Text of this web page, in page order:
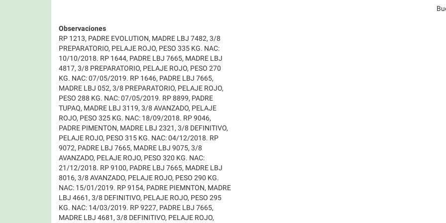
Observaciones
RP 1213, PADRE EVOLUTION, MADRE LBJ 7482, 3/8
PREPARATORIO, PELAJE ROJO, PESO 335 KG. NAC:
10/10/2018. RP 1644, PADRE LBJ 7665, MADRE LBJ
4817, 3/8 PREPARATORIO, PELAJE ROJO, PESO 270
KG. NAC: 07/05/2019. RP 1646, PADRE LBJ 7665,
MADRE LBJ 052, 3/8 PREPARATORIO, PELAJE ROJO,
PESO 288 KG. NAC: 07/05/2019. RP 8899, PADRE
TUPAQ, MADRE LBJ 3119, 3/8 AVANZADO, PELAJE
ROJO, PESO 325 KG. NAC: 18/09/2018. RP 9046,
PADRE PIMENTON, MADRE LBJ 2321, 3/8 DEFINITIVO,
PELAJE ROJO, PESO 315 KG. NAC: 04/12/2018. RP
9072, PADRE LBJ 7665, MADRE LBJ 9075, 3/8
AVANZADO, PELAJE ROJO, PESO 320 KG. NAC:
21/12/2018. RP 9100, PADRE LBJ 7665, MADRE LBJ
8016, 3/8 AVANZADO, PELAJE ROJO, PESO 290 KG.
NAC: 15/01/2019. RP 9154, PADRE PIEMNTON, MADRE
LBJ 4661, 3/8 DEFINITIVO, PELAJE ROJO, PESO 295
KG. NAC: 14/03/2019. RP 9227, PADRE LBJ 7665,
MADRE LBJ 4681, 3/8 DEFINITIVO, PELAJE ROJO,